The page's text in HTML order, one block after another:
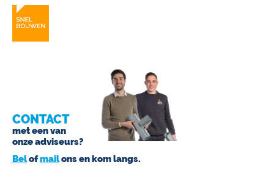
CONTACT
met een van
onze adviseurs?
Belofmailons en kom langs.